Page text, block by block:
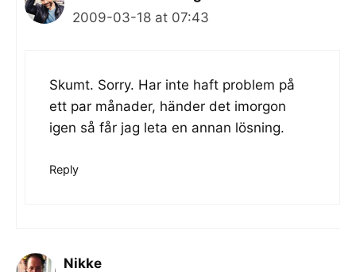
2009-03-18 at 07:43
Skumt. Sorry. Har inte haft problem på
ett par månader, händer det imorgon
igen så får jag leta en annan lösning.
Reply
Nikke